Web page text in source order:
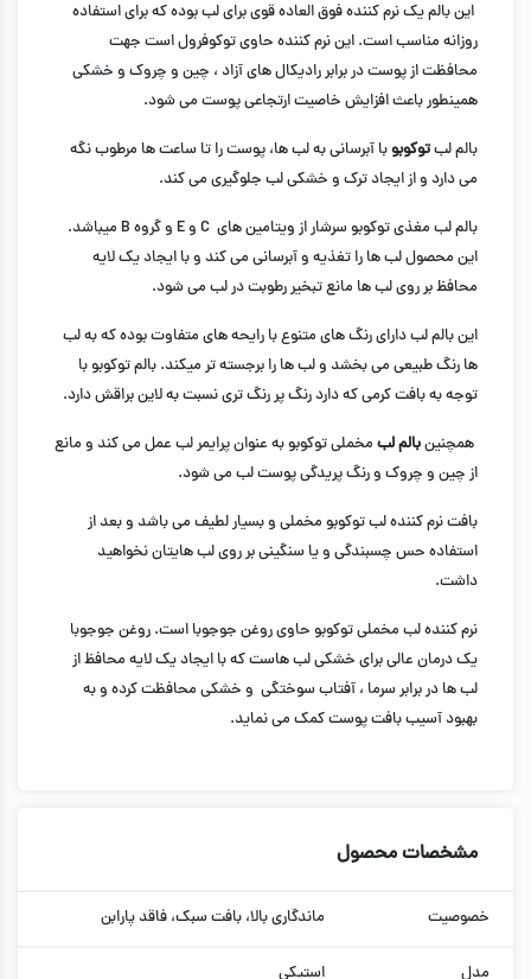
این بالم یک نرم کننده فوق العاده قوی برای لب بوده که برای استفاده
روزانه مناسب است. این نرم کننده حاوی توکوفرول است جهت
محافظت از پوست در برابر رادیکال های آزاد ، چین و چروک و خشکی
همینطور باعث افزایش خاصیت ارتجاعی پوست می شود.
بالم لبتوکوبوبا آبرسانی به لب ها، پوست را تا ساعت ها مرطوب نگه
می دارد و از ایجاد ترک و خشکی لب جلوگیری می کند.
بالم لب مغذی توکوبو سرشار از ویتامین های C و E و گروه B میباشد.
این محصول لب ها را تغذیه و آبرسانی می کند و با ایجاد یک لایه
محافظ بر روی لب ها مانع تبخیر رطوبت در لب می شود.
این بالم لب دارای رنگ های متنوع با رایحه های متفاوت بوده که به لب
ها رنگ طبیعی می بخشد و لب ها را برجسته تر میکند. بالم توکوبو با
توجه به بافت کرمی که دارد رنگ پر رنگ تری نسبت به لاین براقش دارد.
همچنینبالم لب مخملی توکوبو به عنوان پرایمر لب عمل می کند و مانع
از چین و چروک و رنگ پریدگی پوست لب می شود.
بافت نرم کننده لب توکوبو مخملی و بسیار لطیف می باشد و بعد از
استفاده حس چسبندگی و یا سنگینی بر روی لب هایتان نخواهید
داشت.
نرم کننده لب مخملی توکوبو حاوی روغن جوجوبا است. روغن جوجوبا
یک درمان عالی برای خشکی لب هاست که با ایجاد یک لایه محافظ از
لب ها در برابر سرما ، آفتاب سوختگی و خشکی محافظت کرده و به
بهبود آسیب بافت پوست کمک می نماید.
مشخصات محصول
خصوصیت ماندگاری بالا، بافت سبک، فاقد پارابن
مدل استیکی